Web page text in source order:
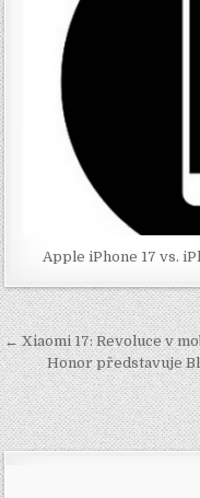
Apple iPhone 17 vs.
Navigace
pro
příspěvek
← Xiaomi 17: Revoluce v
Honor představuje